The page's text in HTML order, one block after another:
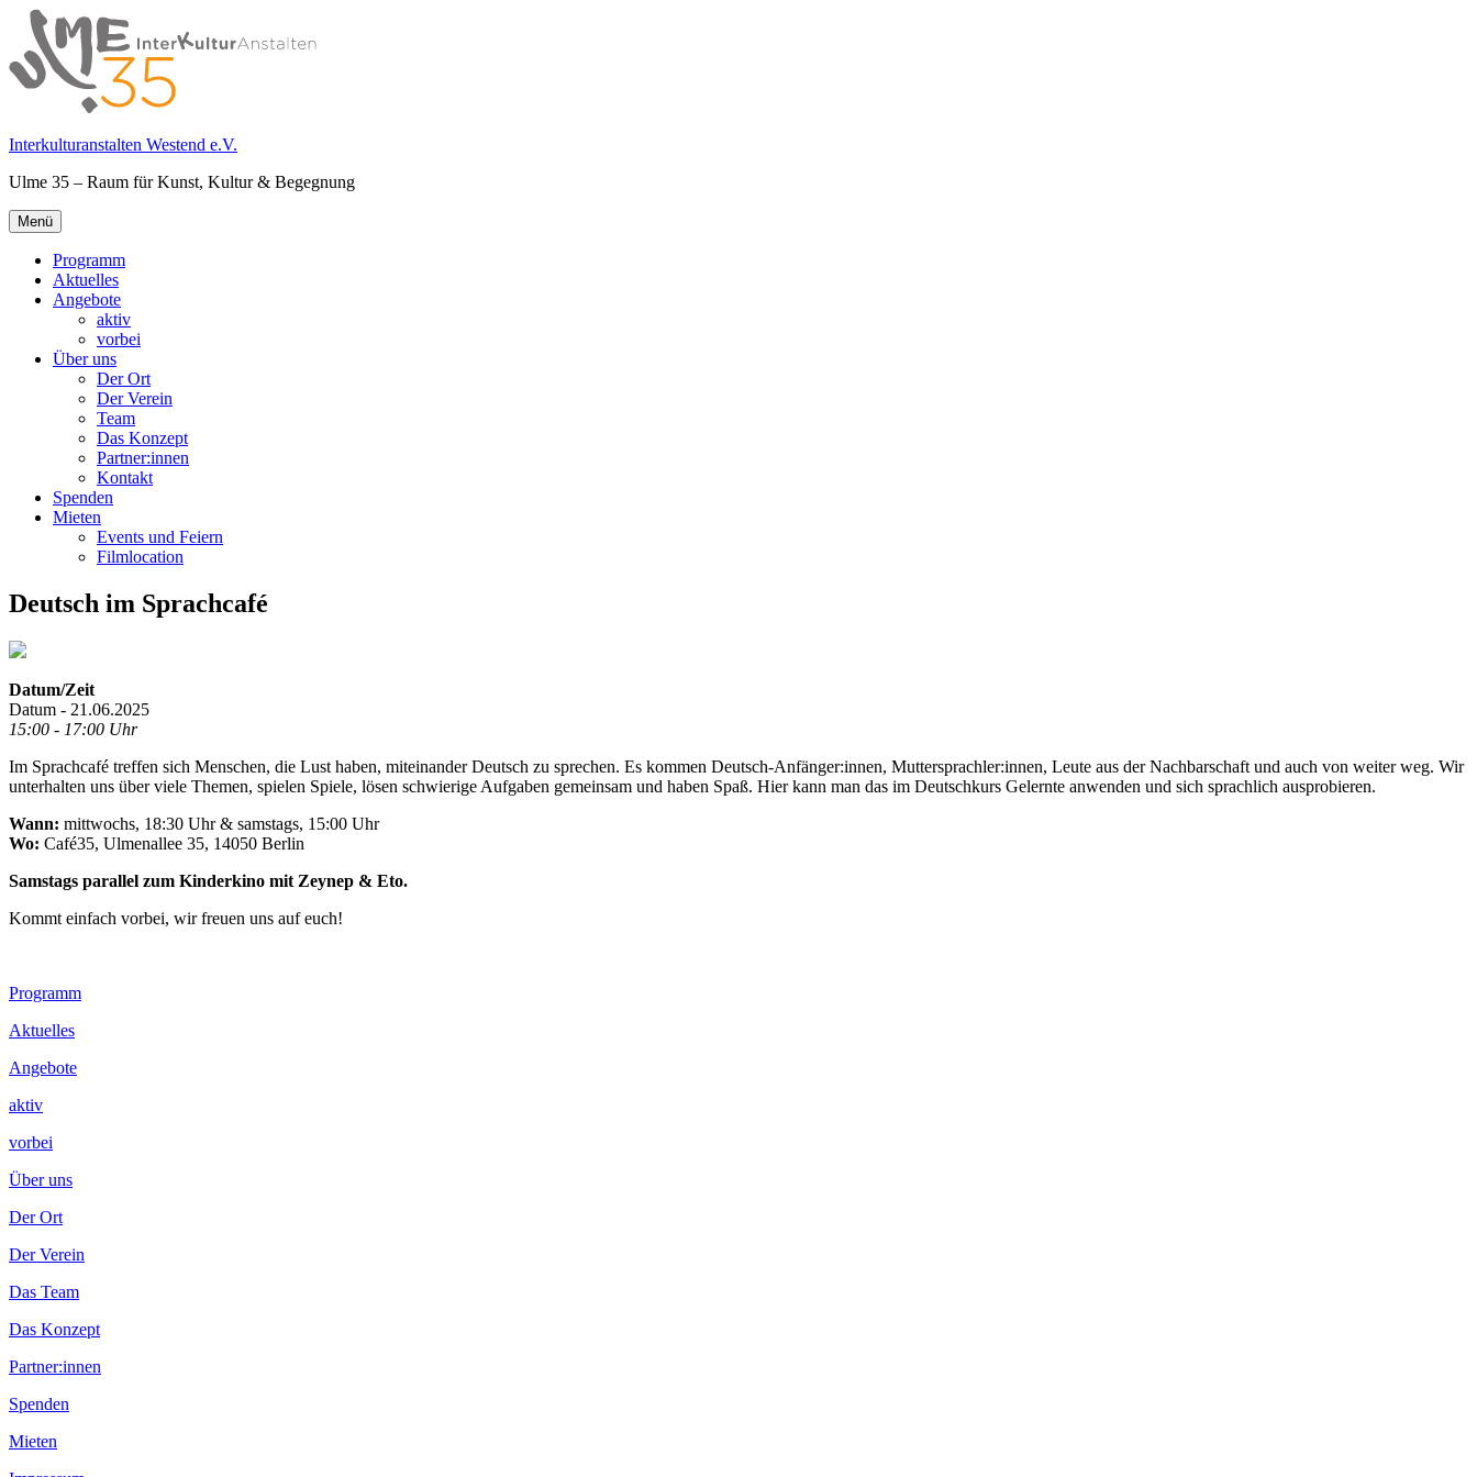
Springe
zum
Inhalt
Interkulturanstalten Westend e.V.
Ulme 35 – Raum für Kunst, Kultur & Begegnung
Primäres
Menü
Menü
Programm
Aktuelles
Angebote
aktiv
vorbei
Über uns
Der Ort
Der Verein
Team
Das Konzept
Partner:innen
Kontakt
Spenden
Mieten
Events und Feiern
Filmlocation
Deutsch im Sprachcafé
Datum/Zeit
Datum - 21.06.2025
15:00 - 17:00 Uhr
Im Sprachcafé treffen sich Menschen, die Lust haben, miteinander Deutsch zu sprechen. Es kommen Deutsch-Anfänger:innen, Muttersprachler:innen, Leute aus der Nachbarschaft und auch von weiter weg. Wir
unterhalten uns über viele Themen, spielen Spiele, lösen schwierige Aufgaben gemeinsam und haben Spaß. Hier kann man das im Deutschkurs Gelernte anwenden und sich sprachlich ausprobieren.
Wann: mittwochs, 18:30 Uhr & samstags, 15:00 Uhr
Wo: Café35, Ulmenallee 35, 14050 Berlin
Samstags parallel zum Kinderkino mit Zeynep & Eto.
Kommt einfach vorbei, wir freuen uns auf euch!
Footer
Inhalt
Programm
Aktuelles
Angebote
aktiv
vorbei
Über uns
Der Ort
Der Verein
Das Team
Das Konzept
Partner:innen
Spenden
Mieten